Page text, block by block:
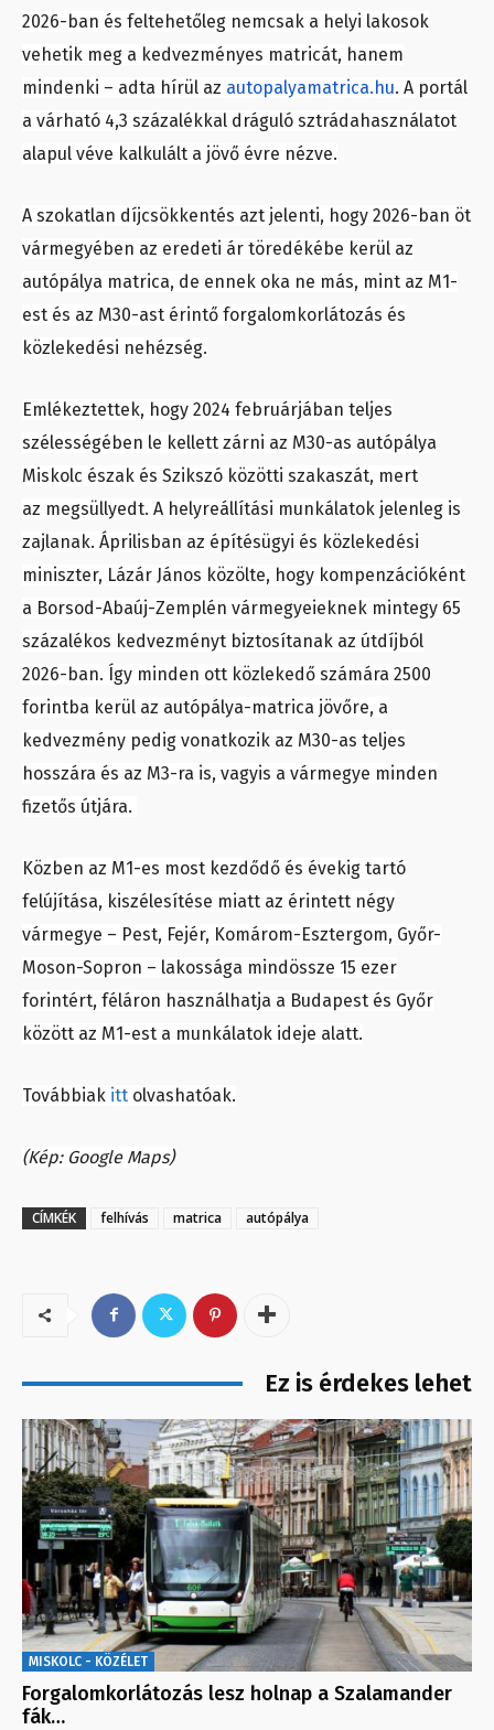
2026-ban és feltehetőleg nemcsak a helyi lakosok
vehetik meg a kedvezményes matricát, hanem
mindenki – adta hírül az autopalyamatrica.hu. A portál
a várható 4,3 százalékkal dráguló sztrádahasználatot
alapul véve kalkulált a jövő évre nézve.
A szokatlan díjcsökkentés azt jelenti, hogy 2026-ban öt
vármegyében az eredeti ár töredékébe kerül az
autópálya matrica, de ennek oka ne más, mint az M1-
est és az M30-ast érintő forgalomkorlátozás és
közlekedési nehézség.
Emlékeztettek, hogy 2024 februárjában teljes
szélességében le kellett zárni az M30-as autópálya
Miskolc észak és Szikszó közötti szakaszát, mert
az megsüllyedt. A helyreállítási munkálatok jelenleg is
zajlanak. Áprilisban az építésügyi és közlekedési
miniszter, Lázár János közölte, hogy kompenzációként
a Borsod-Abaúj-Zemplén vármegyeieknek mintegy 65
százalékos kedvezményt biztosítanak az útdíjból
2026-ban. Így minden ott közlekedő számára 2500
forintba kerül az autópálya-matrica jövőre, a
kedvezmény pedig vonatkozik az M30-as teljes
hosszára és az M3-ra is, vagyis a vármegye minden
fizetős útjára.
Közben az M1-es most kezdődő és évekig tartó
felújítása, kiszélesítése miatt az érintett négy
vármegye – Pest, Fejér, Komárom-Esztergom, Győr-
Moson-Sopron – lakossága mindössze 15 ezer
forintért, féláron használhatja a Budapest és Győr
között az M1-est a munkálatok ideje alatt.
Továbbiak itt olvashatóak.
(Kép: Google Maps)
CÍMKÉK felhívás matrica autópálya
Ez is érdekes lehet
MISKOLC - KÖZÉLET
Forgalomkorlátozás lesz holnap a Szalamander
fák…